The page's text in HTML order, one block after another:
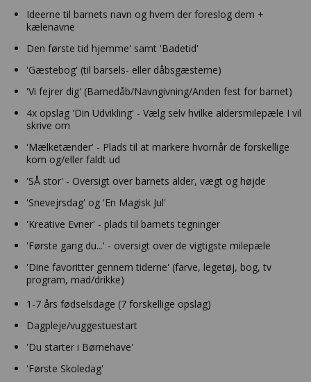
Ideerne til barnets navn og hvem der foreslog dem +
kælenavne
Den første tid hjemme' samt 'Badetid'
'Gæstebog' (til barsels- eller dåbsgæsterne)
'Vi fejrer dig' (Barnedåb/Navngivning/Anden fest for barnet)
4x opslag 'Din Udvikling' - Vælg selv hvilke aldersmilepæle I vil
skrive om
'Mælketænder' - Plads til at markere hvornår de forskellige
kom og/eller faldt ud
'SÅ stor' - Oversigt over barnets alder, vægt og højde
'Snevejrsdag' og 'En Magisk Jul'
'Kreative Evner' - plads til barnets tegninger
'Første gang du...' - oversigt over de vigtigste milepæle
'Dine favoritter gennem tiderne' (farve, legetøj, bog, tv
program, mad/drikke)
1-7 års fødselsdage (7 forskellige opslag)
Dagpleje/vuggestuestart
'Du starter i Børnehave'
'Første Skoledag'